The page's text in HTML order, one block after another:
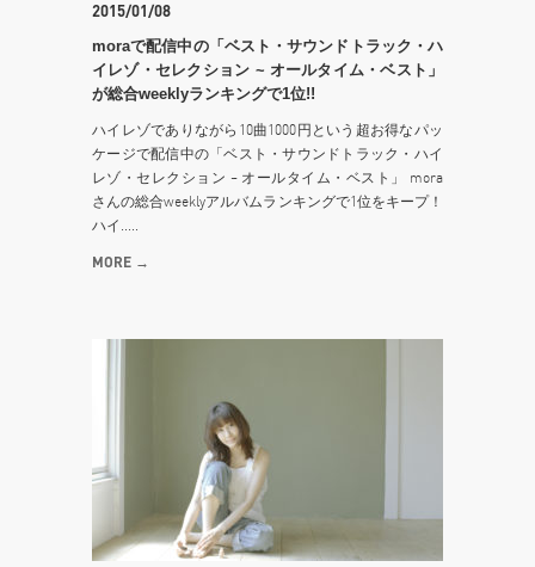
2015/01/08
moraで配信中の「ベスト・サウンドトラック・ハ
イレゾ・セレクション ~ オールタイム・ベスト」
が総合weeklyランキングで1位!!
ハイレゾでありながら10曲1000円という超お得なパッ
ケージで配信中の「ベスト・サウンドトラック・ハイ
レゾ・セレクション ~ オールタイム・ベスト」 mora
さんの総合weeklyアルバムランキングで1位をキープ！
ハイ.....
MORE →